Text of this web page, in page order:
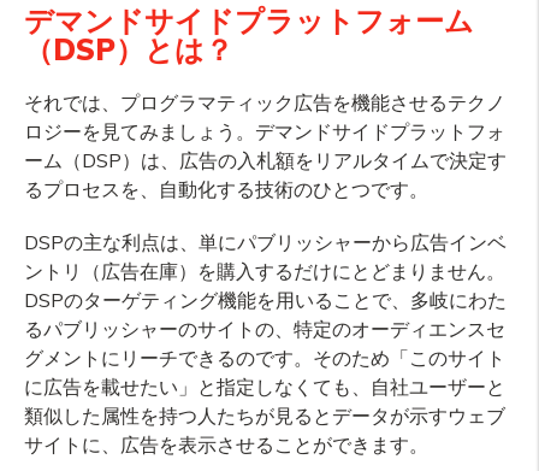
デマンドサイドプラットフォーム
（DSP）とは？
それでは、プログラマティック広告を機能させるテクノ
ロジーを見てみましょう。デマンドサイドプラットフォ
ーム（DSP）は、広告の入札額をリアルタイムで決定す
るプロセスを、自動化する技術のひとつです。
DSPの主な利点は、単にパブリッシャーから広告インベ
ントリ（広告在庫）を購入するだけにとどまりません。
DSPのターゲティング機能を用いることで、多岐にわた
るパブリッシャーのサイトの、特定のオーディエンスセ
グメントにリーチできるのです。そのため「このサイト
に広告を載せたい」と指定しなくても、自社ユーザーと
類似した属性を持つ人たちが見るとデータが示すウェブ
サイトに、広告を表示させることができます。